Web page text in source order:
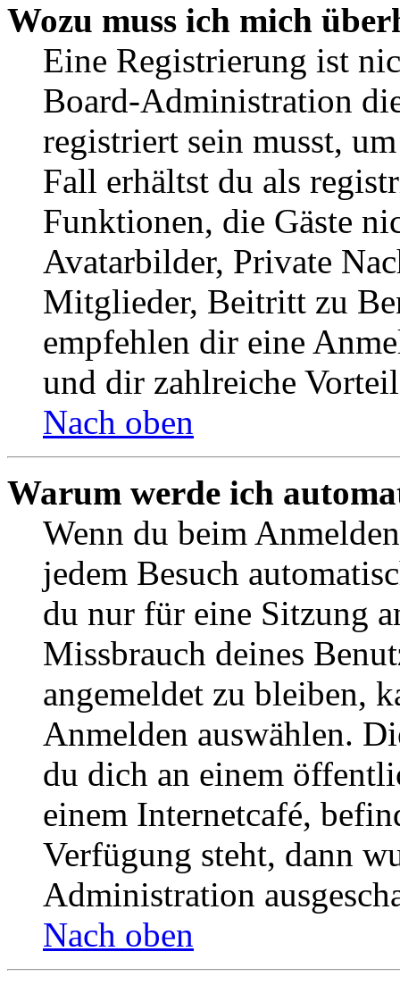
Wozu muss ich mich
Eine Registrierung ist
Board-Administration
registriert sein musst,
Fall erhältst du als
Funktionen, die Gäste
Avatarbilder, Private
Mitglieder, Beitritt zu
empfehlen dir eine
und dir zahlreiche
Nach oben
Warum werde ich
Wenn du beim
jedem Besuch
du nur für eine Sitzung
Missbrauch deines
angemeldet zu bleiben,
Anmelden auswählen.
du dich an einem
einem Internetcafé,
Verfügung steht, dann
Administration
Nach oben